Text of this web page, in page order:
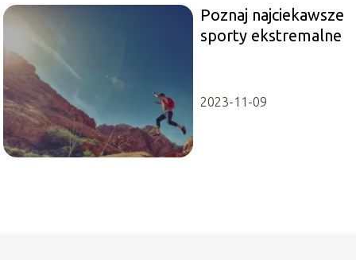
Poznaj najciekawsze
sporty ekstremalne
2023-11-09